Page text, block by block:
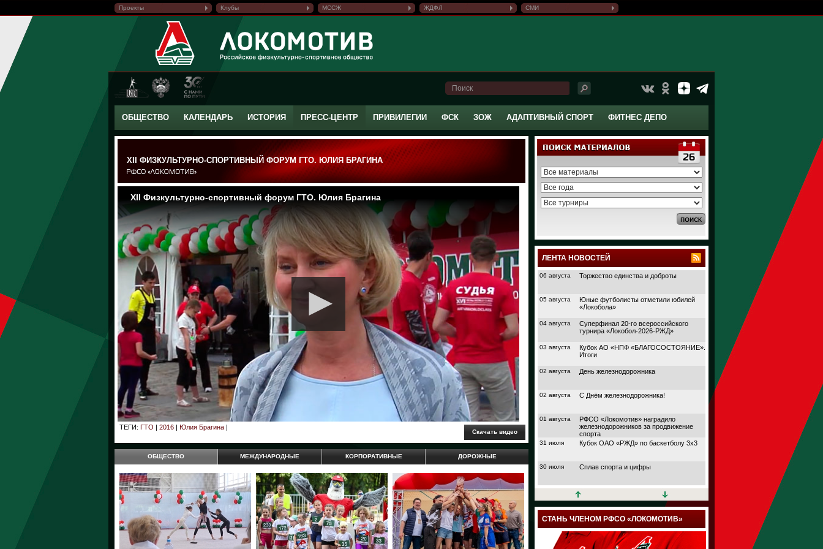
Проекты Клубы МССЖ ЖДФЛ СМИ
ОБЩЕСТВО КАЛЕНДАРЬ ИСТОРИЯ ПРЕСС-ЦЕНТР ПРИВИЛЕГИИ ФСК ЗОЖ АДАПТИВНЫЙ СПОРТ ФИТНЕС ДЕПО
XII ФИЗКУЛЬТУРНО-СПОРТИВНЫЙ ФОРУМ ГТО. ЮЛИЯ БРАГИНА
ТЕГИ: ГТО | 2016 | Юлия Брагина |
ОБЩЕСТВО МЕЖДУНАРОДНЫЕ КОРПОРАТИВНЫЕ ДОРОЖНЫЕ
ЛЕНТА НОВОСТЕЙ
06 августа Торжество единства и доброты
05 августа
Юные футболисты отметили юбилей
«Локобола»
04 августа
Суперфинал 20-го всероссийского
турнира «Локобол-2026-РЖД»
03 августа
Кубок АО «НПФ «БЛАГОСОСТОЯНИЕ».
Итоги
02 августа День железнодорожника
02 августа С Днём железнодорожника!
01 августа
РФСО «Локомотив» наградило
железнодорожников за продвижение
спорта
31 июля Кубок ОАО «РЖД» по баскетболу 3х3
30 июля Сплав спорта и цифры
27 июля
Кубок АО «НПФ
Дорога в большой спорт
23 июля Поймали волну удачи
СТАНЬ ЧЛЕНОМ РФСО «ЛОКОМОТИВ»